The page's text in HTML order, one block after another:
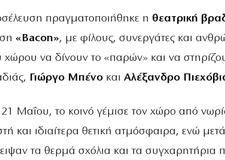
πραγματοποιήθηκε η θεατρική
«Bacon», με φίλους, συνεργάτες και
χώρου να δίνουν το «παρών» και να
Γιώργο Μπένο και Αλέξανδρο
Μαΐου, το κοινό γέμισε τον χώρο από
και ιδιαίτερα θετική ατμόσφαιρα, ενώ μετά
τα θερμά σχόλια και τα συγχαρητήρια